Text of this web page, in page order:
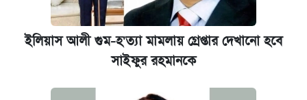
ইলিয়াস আলী গুম-হ'ত্যা মামলায় গ্রেপ্তার দেখানো হবে
সাইফুর রহমানকে